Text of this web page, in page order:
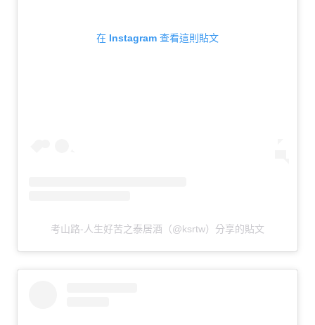
在 Instagram 查看這則貼文
考山路-人生好苦之泰居酒（@ksrtw）分享的貼文